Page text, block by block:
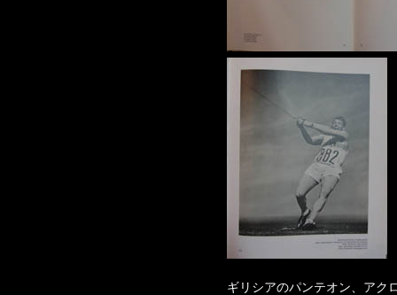
ギリシアのパンテオン、アク